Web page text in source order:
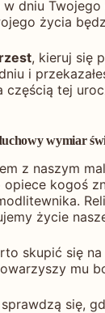
dniu Twojego
życia
, kieruj się
i
tej
wymiar
z naszym
kogoś
życie
skupić się
mu
się,